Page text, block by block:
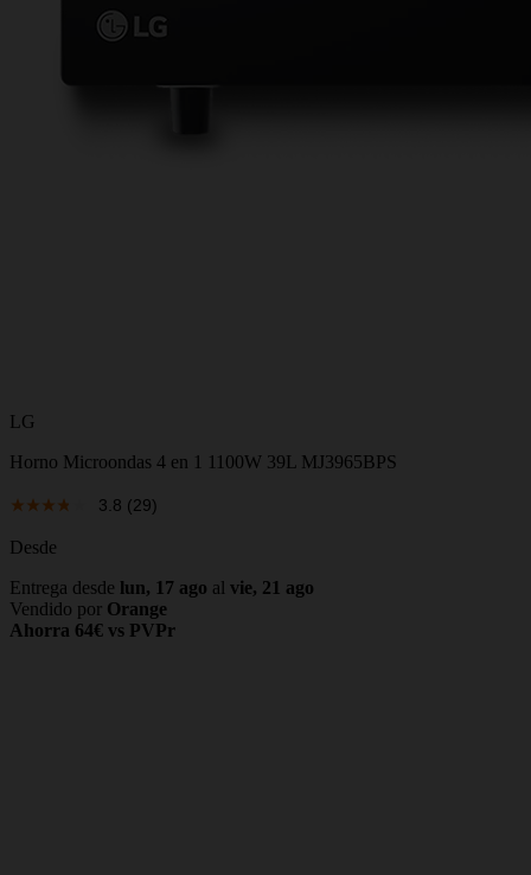
LG
Horno Microondas 4 en 1 1100W 39L MJ3965BPS
3.8 (29)
Desde
Entrega desde lun, 17 ago al vie, 21 ago
Vendido por Orange
Ahorra 64€ vs PVPr